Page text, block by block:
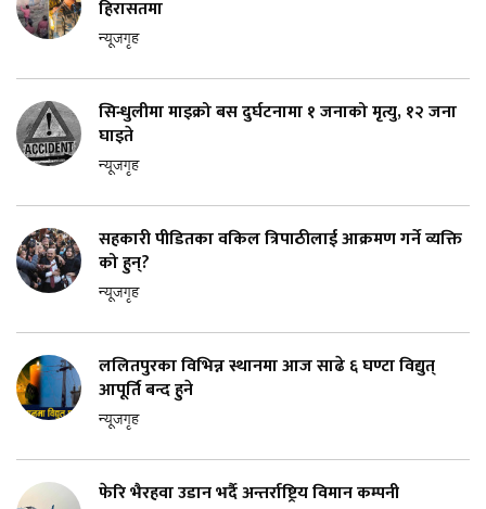
हिरासतमा
न्यूजगृह
सिन्धुलीमा माइक्रो बस दुर्घटनामा १ जनाको मृत्यु, १२ जना
घाइते
न्यूजगृह
सहकारी पीडितका वकिल त्रिपाठीलाई आक्रमण गर्ने व्यक्ति
को हुन्?
न्यूजगृह
ललितपुरका विभिन्न स्थानमा आज साढे ६ घण्टा विद्युत्
आपूर्ति बन्द हुने
न्यूजगृह
फेरि भैरहवा उडान भर्दै अन्तर्राष्ट्रिय विमान कम्पनी